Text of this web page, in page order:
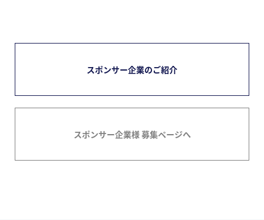
スポンサー企業のご紹介
スポンサー企業様 募集ページへ